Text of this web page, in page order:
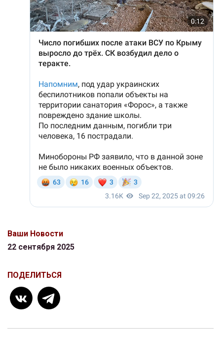
Ваши Новости
22 сентября 2025
ПОДЕЛИТЬСЯ